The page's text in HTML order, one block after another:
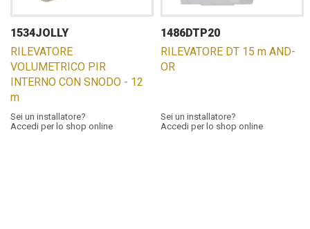
1534JOLLY
RILEVATORE
VOLUMETRICO PIR
INTERNO CON SNODO - 12
m
Sei un installatore?
Accedi per lo shop online
1486DTP20
RILEVATORE DT 15 m AND-
OR
Sei un installatore?
Accedi per lo shop online